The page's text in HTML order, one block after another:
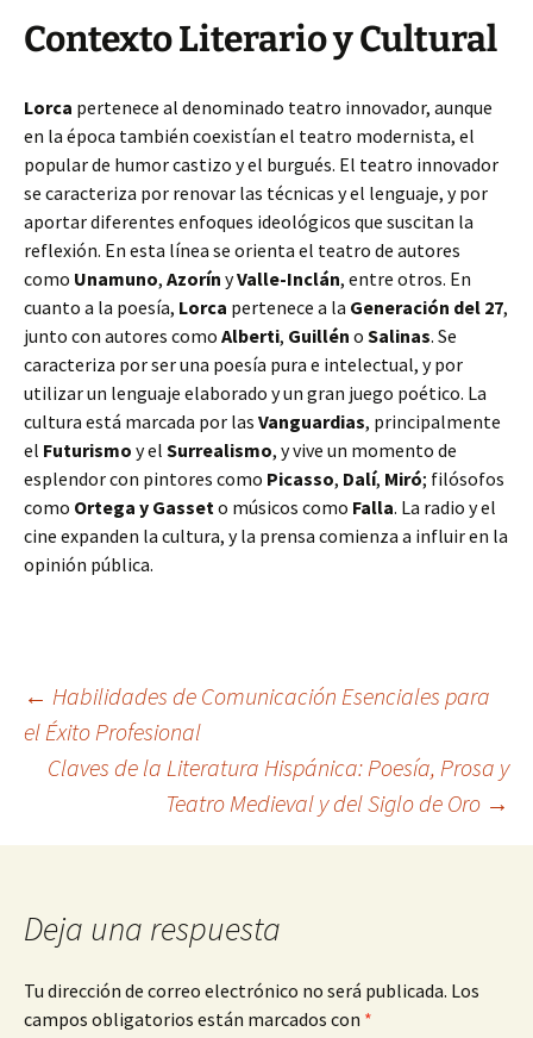
Contexto Literario y Cultural
Lorca pertenece al denominado teatro innovador, aunque
en la época también coexistían el teatro modernista, el
popular de humor castizo y el burgués. El teatro innovador
se caracteriza por renovar las técnicas y el lenguaje, y por
aportar diferentes enfoques ideológicos que suscitan la
reflexión. En esta línea se orienta el teatro de autores
como Unamuno, Azorín yValle-Inclán, entre otros. En
cuanto a la poesía, Lorca pertenece a la Generación del 27,
junto con autores como Alberti, Guillén o Salinas. Se
caracteriza por ser una poesía pura e intelectual, y por
utilizar un lenguaje elaborado y un gran juego poético. La
cultura está marcada por las Vanguardias, principalmente
el Futurismo y el Surrealismo, y vive un momento de
esplendor con pintores como Picasso, Dalí, Miró; filósofos
como Ortega y Gasseto músicos como Falla. La radio y el
cine expanden la cultura, y la prensa comienza a influir en la
opinión pública.
Navegación
de
entradas
← Habilidades de Comunicación Esenciales para
el Éxito Profesional
Claves de la Literatura Hispánica: Poesía, Prosa y
Teatro Medieval y del Siglo de Oro →
Deja una respuesta
Tu dirección de correo electrónico no será publicada. Los
campos obligatorios están marcados con *